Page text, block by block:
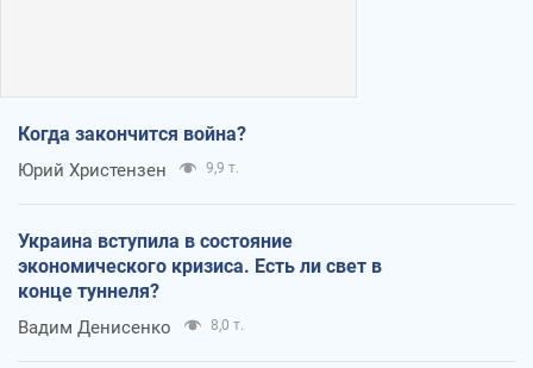
Когда закончится война?
Юрий Христензен 9,9 т.
Украина вступила в состояние
экономического кризиса. Есть ли свет в
конце туннеля?
Вадим Денисенко 8,0 т.